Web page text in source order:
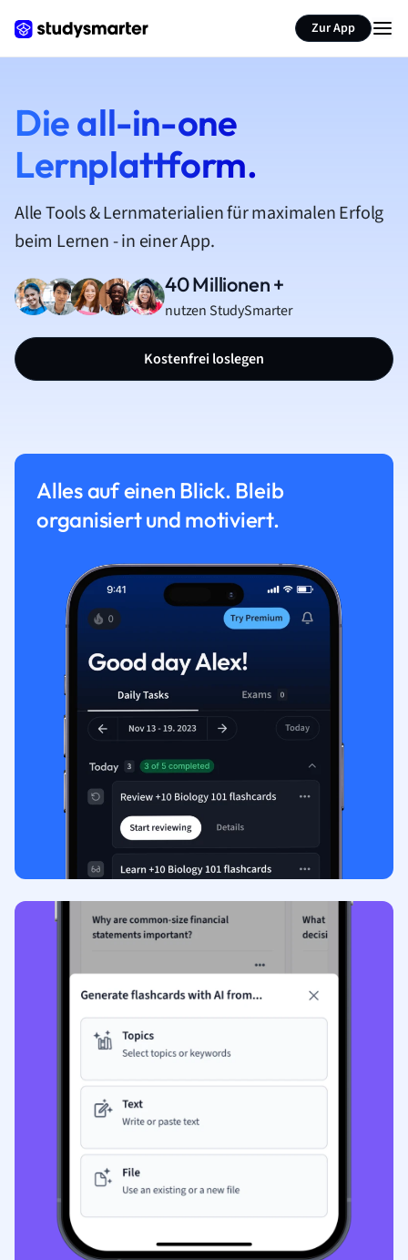
Zur App
Die all-in-one
Lernplattform.
Alle Tools & Lernmaterialien für maximalen Erfolg
beim Lernen - in einer App.
40 Millionen +
nutzen StudySmarter
Kostenfrei loslegen
Alles auf einen Blick. Bleib
organisiert und motiviert.